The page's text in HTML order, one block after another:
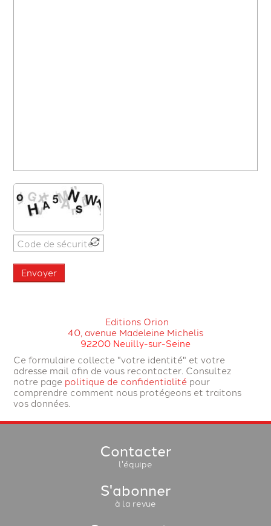
Envoyer
Editions Orion
40, avenue Madeleine Michelis
92200 Neuilly-sur-Seine
Ce formulaire collecte "votre identité" et votre
adresse mail afin de vous recontacter. Consultez
notre page politique de confidentialité pour
comprendre comment nous protégeons et traitons
vos données.
Contacter
l'équipe
S'abonner
à la revue